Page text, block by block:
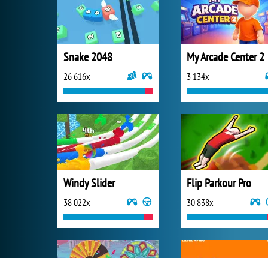
Snake 2048
26 616x
My Arcade Center 2
3 134x
Windy Slider
38 022x
Flip Parkour Pro
30 838x